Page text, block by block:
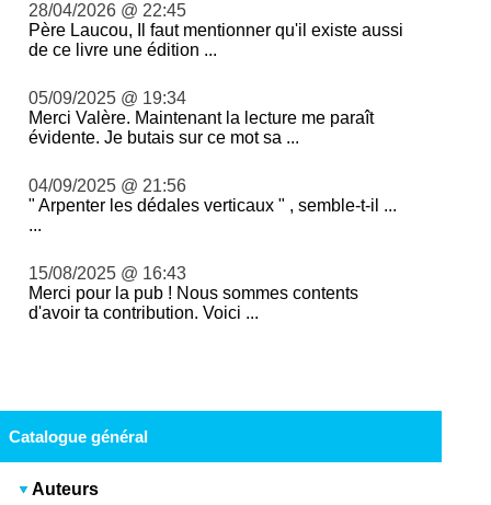
28/04/2026 @ 22:45
Père Laucou, Il faut mentionner qu'il existe aussi
de ce livre une édition ...
05/09/2025 @ 19:34
Merci Valère. Maintenant la lecture me paraît
évidente. Je butais sur ce mot sa ...
04/09/2025 @ 21:56
" Arpenter les dédales verticaux " , semble-t-il ...
...
15/08/2025 @ 16:43
Merci pour la pub ! Nous sommes contents
d'avoir ta contribution. Voici ...
Catalogue général
Auteurs